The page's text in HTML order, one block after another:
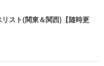
スト(関東＆関西)【随時更